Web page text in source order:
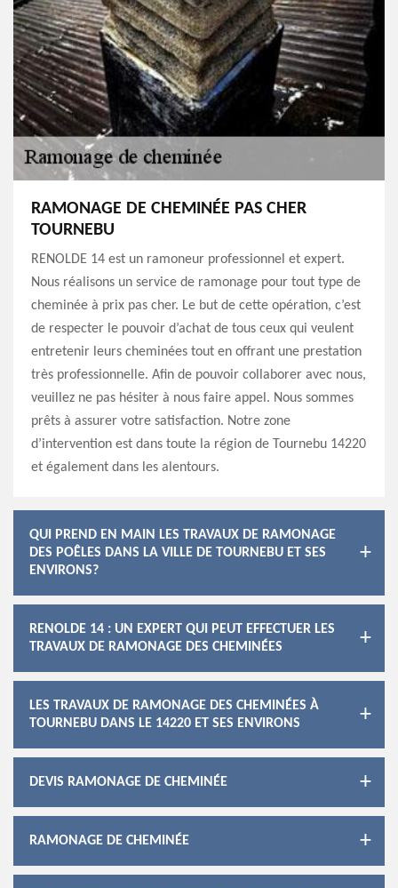
RAMONAGE DE CHEMINÉE PAS CHER
TOURNEBU
RENOLDE 14 est un ramoneur professionnel et expert.
Nous réalisons un service de ramonage pour tout type de
cheminée à prix pas cher. Le but de cette opération, c’est
de respecter le pouvoir d’achat de tous ceux qui veulent
entretenir leurs cheminées tout en offrant une prestation
très professionnelle. Afin de pouvoir collaborer avec nous,
veuillez ne pas hésiter à nous faire appel. Nous sommes
prêts à assurer votre satisfaction. Notre zone
d’intervention est dans toute la région de Tournebu 14220
et également dans les alentours.
QUI PREND EN MAIN LES TRAVAUX DE RAMONAGE
DES POÊLES DANS LA VILLE DE TOURNEBU ET SES
ENVIRONS?
RENOLDE 14 : UN EXPERT QUI PEUT EFFECTUER LES
TRAVAUX DE RAMONAGE DES CHEMINÉES
LES TRAVAUX DE RAMONAGE DES CHEMINÉES À
TOURNEBU DANS LE 14220 ET SES ENVIRONS
DEVIS RAMONAGE DE CHEMINÉE
RAMONAGE DE CHEMINÉE